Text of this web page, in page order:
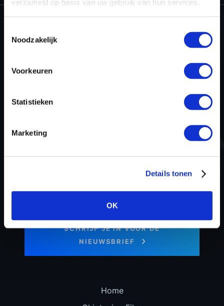
verzameld op basis van uw gebruik van hun services.
Noodzakelijk
Voorkeuren
Statistieken
Marketing
Details tonen
OK
nieuws en speciale aanbiedingen!
SCHRIJF JE IN VOOR DE
NIEUWSBRIEF
Home